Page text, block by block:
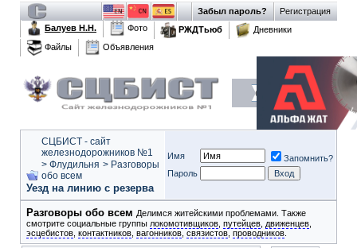
Регистрация
Забыл пароль?
Балуев Н.Н.
Фото РЖДТьюб
Дневники
Файлы
Объявления
СЦБИСТ - сайт
железнодорожников №1
> Флудильня > Разговоры
обо всем
Уезд на линию с резерва
Имя
Запомнить?
Пароль
Разговоры обо всем Делимся житейскими проблемами. Также
смотрите социальные группы локомотивщиков путейцев движенцев
эсцебистов контактников вагонников связистов проводников